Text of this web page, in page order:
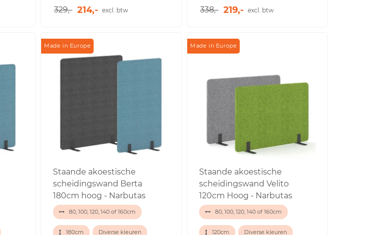
329,- 214,- excl. btw 338,- 219,- excl. btw
Made in Europe
Staande akoestische
scheidingswand Berta
180cm hoog - Narbutas
80, 100, 120, 140 of 160cm
180cm Diverse kleuren
Made in Europe
Staande akoestische
scheidingswand Velito
120cm Hoog - Narbutas
80, 100, 120, 140 of 160cm
120cm Diverse kleuren